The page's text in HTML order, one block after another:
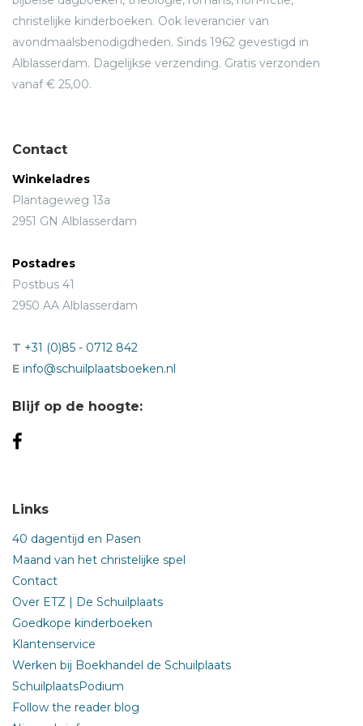
christelijke kinderboeken. Ook leverancier van
avondmaalsbenodigdheden. Sinds 1962 gevestigd in
Alblasserdam. Dagelijkse verzending. Gratis verzonden
vanaf € 25,00.
Contact
Winkeladres
Plantageweg 13a
2951 GN Alblasserdam
Postadres
Postbus 41
2950 AA Alblasserdam
T +31 (0)85 - 0712 842
E info@schuilplaatsboeken.nl
Blijf op de hoogte:
Links
40 dagentijd en Pasen
Maand van het christelijke spel
Contact
Over ETZ | De Schuilplaats
Goedkope kinderboeken
Klantenservice
Werken bij Boekhandel de Schuilplaats
SchuilplaatsPodium
Follow the reader blog